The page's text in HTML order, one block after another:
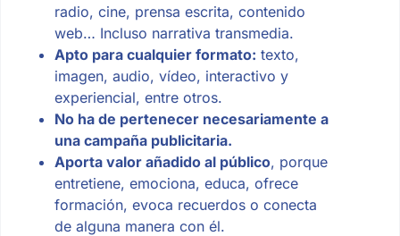
radio, cine, prensa escrita, contenido
web… Incluso narrativa transmedia.
Apto para cualquier formato: texto,
imagen, audio, vídeo, interactivo y
experiencial, entre otros.
No ha de pertenecer necesariamente a
una campaña publicitaria.
Aporta valor añadido al público, porque
entretiene, emociona, educa, ofrece
formación, evoca recuerdos o conecta
de alguna manera con él.